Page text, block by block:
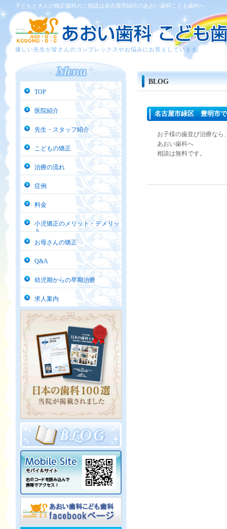
子どもと大人の矯正歯科のご相談は名古屋市緑区のあおい歯科こども歯科へ
優しい先生が皆さんのコンプレックスやお悩みにお答えしています
BLOG
名古屋市緑区 豊明市で
お子様の歯並び治療な
あおい歯科へ
相談は無料です。
TOP
医院紹介
先生・スタッフ紹介
こどもの矯正
治療の流れ
症例
料金
小児矯正のメリット・デメリッ
ト
お母さんの矯正
Q&A
幼児期からの早期治療
求人案内